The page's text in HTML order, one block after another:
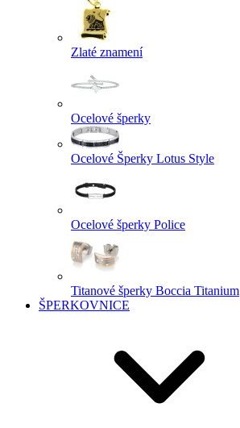
Zlaté znamení
Ocelové šperky
Ocelové Šperky Lotus Style
Ocelové šperky Police
Titanové šperky Boccia Titanium
ŠPERKOVNICE